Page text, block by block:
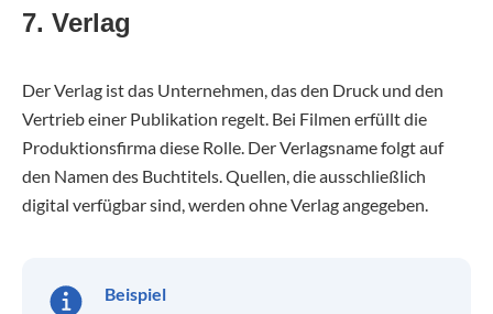
7. Verlag
Der Verlag ist das Unternehmen, das den Druck und den
Vertrieb einer Publikation regelt. Bei Filmen erfüllt die
Produktionsfirma diese Rolle. Der Verlagsname folgt auf
den Namen des Buchtitels. Quellen, die ausschließlich
digital verfügbar sind, werden ohne Verlag angegeben.
Beispiel